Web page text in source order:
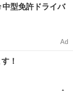
中型免許ドライバ
Ad
！